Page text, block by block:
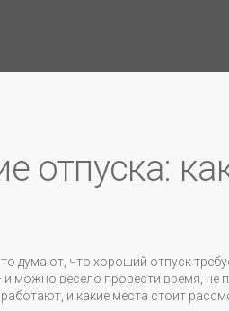
отпуска:
думают, что хороший отпуск
можно весело провести время, не
и какие места стоит